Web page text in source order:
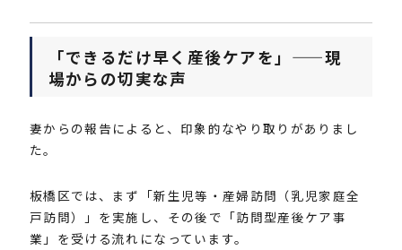
「できるだけ早く産後ケアを」——現
場からの切実な声
妻からの報告によると、印象的なやり取りがありまし
た。
板橋区では、まず「新生児等・産婦訪問（乳児家庭全
戸訪問）」を実施し、その後で「訪問型産後ケア事
業」を受ける流れになっています。